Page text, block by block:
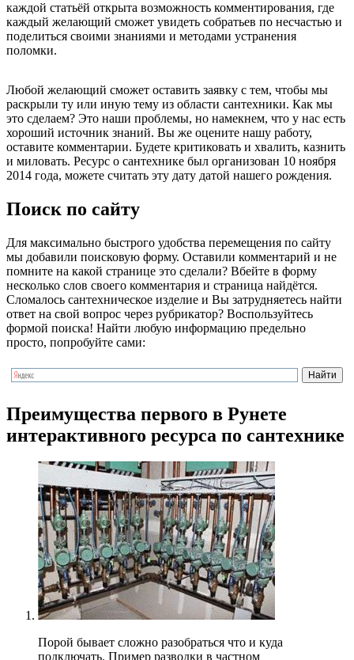
каждой статьёй открыта возможность комментирования, где
каждый желающий сможет увидеть собратьев по несчастью и
поделиться своими знаниями и методами устранения
поломки.
Любой желающий сможет оставить заявку с тем, чтобы мы
раскрыли ту или иную тему из области сантехники. Как мы
это сделаем? Это наши проблемы, но намекнем, что у нас есть
хороший источник знаний. Вы же оцените нашу работу,
оставите комментарии. Будете критиковать и хвалить, казнить
и миловать. Ресурс о сантехнике был организован 10 ноября
2014 года, можете считать эту дату датой нашего рождения.
Поиск по сайту
Для максимально быстрого удобства перемещения по сайту
мы добавили поисковую форму. Оставили комментарий и не
помните на какой странице это сделали? Вбейте в форму
несколько слов своего комментария и страница найдётся.
Сломалось сантехническое изделие и Вы затрудняетесь найти
ответ на свой вопрос через рубрикатор? Воспользуйтесь
формой поиска! Найти любую информацию предельно
просто, попробуйте сами:
Преимущества первого в Рунете
интерактивного ресурса по сантехнике
Порой бывает сложно разобраться что и куда
подключать. Пример разводки в частном